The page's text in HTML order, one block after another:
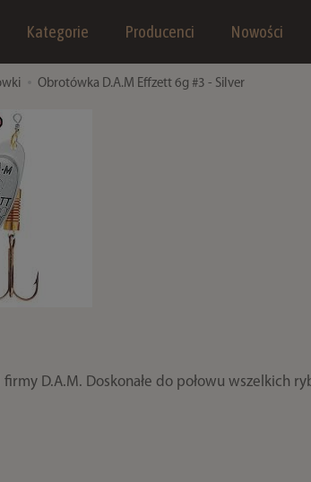
Kategorie Producenci Nowości
Obrotówka D.A.M Effzett 6g #3 - Silver
D.A.M. Doskonałe do połowu wszelkich